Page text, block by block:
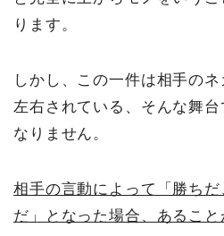
ります。
しかし、この一件は相手の
左右されている、そんな舞
なりません。
相手の言動によって「勝ち
だ」となった場合、あるこ